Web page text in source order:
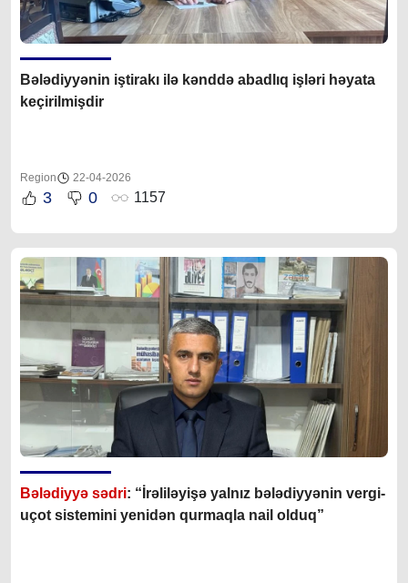
Bələdiyyənin iştirakı ilə kənddə abadlıq işləri həyata
keçirilmişdir
Region 22-04-2026
3 0 1157
Bələdiyyə sədri: “İrəliləyişə yalnız bələdiyyənin vergi-
uçot sistemini yenidən qurmaqla nail olduq”